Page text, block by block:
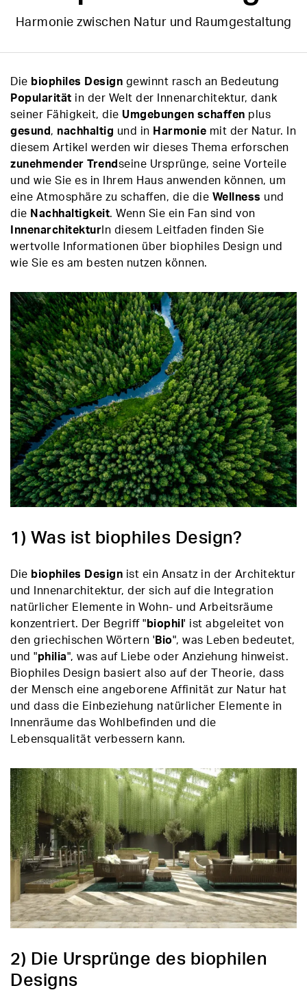
Harmonie zwischen Natur und Raumgestaltung
Die biophiles Design gewinnt rasch an Bedeutung
Popularität in der Welt der Innenarchitektur, dank
seiner Fähigkeit, die Umgebungen schaffen plus
gesund , nachhaltig und in Harmonie mit der Natur. In
diesem Artikel werden wir dieses Thema erforschen
zunehmender Trend seine Ursprünge, seine Vorteile
und wie Sie es in Ihrem Haus anwenden können, um
eine Atmosphäre zu schaffen, die die Wellness und
die Nachhaltigkeit. Wenn Sie ein Fan sind von
Innenarchitektur In diesem Leitfaden finden Sie
wertvolle Informationen über biophiles Design und
wie Sie es am besten nutzen können.
1) Was ist biophiles Design?
Die biophiles Design ist ein Ansatz in der Architektur
und Innenarchitektur, der sich auf die Integration
natürlicher Elemente in Wohn- und Arbeitsräume
konzentriert. Der Begriff " biophil ' ist abgeleitet von
den griechischen Wörtern ' Bio", was Leben bedeutet,
und "philia", was auf Liebe oder Anziehung hinweist.
Biophiles Design basiert also auf der Theorie, dass
der Mensch eine angeborene Affinität zur Natur hat
und dass die Einbeziehung natürlicher Elemente in
Innenräume das Wohlbefinden und die
Lebensqualität verbessern kann.
2) Die Ursprünge des biophilen
Designs